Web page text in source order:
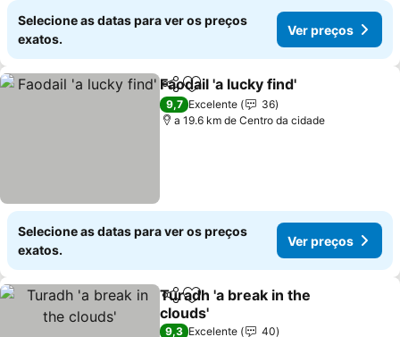
Selecione as datas para ver os preços
exatos.
Ver preços
PartilharAdicionar aos favoritos
Faodail 'a lucky find'
9,7 Excelente
36
a 19.6 km de Centro da cidade
Selecione as datas para ver os preços
exatos.
Ver preços
PartilharAdicionar aos favoritos
Turadh 'a break in the
clouds'
9,3 Excelente
40